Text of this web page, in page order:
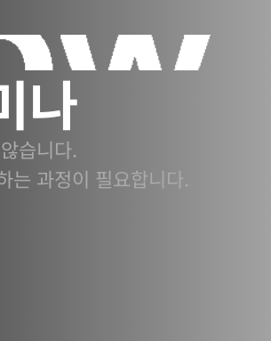
나
습니다.
는 과정이 필요합니다.